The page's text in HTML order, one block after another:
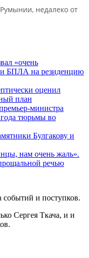
недалеко от
«очень
БПЛА на резиденцию
оценил
план
министра
тюрьмы во
Булгакову и
нам очень жаль».
речью
и поступков.
Сергея Ткача, и и